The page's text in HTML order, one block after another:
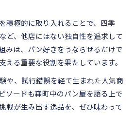
積極的に取り入れることで、四季
ど、他店にはない独自性を追求して
みは、パン好きをうならせるだけで
える重要な役割を果たしています。
や、試行錯誤を経て生まれた人気商
ソードも森町中のパン屋を語る上で
戦が生み出す逸品を、ぜひ味わって